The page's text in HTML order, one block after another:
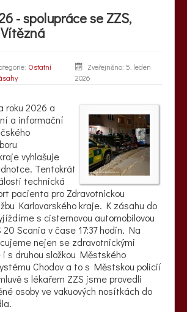
- spolupráce se ZZS,
Ostatní
Zveřejněno: 5. leden
2026
roku 2026 a
a informační
vyhlašuje
Tentokrát
technická
pacienta pro Zdravotnickou
Karlovarského kraje. K zásahu do
s cisternovou automobilovou
Scania v čase 17:37 hodin. Na
nejen se zdravotnickými
s druhou složkou Městského
Chodov a to s Městskou policií
s lékařem ZZS jsme provedli
osoby ve vakuových nosítkách do